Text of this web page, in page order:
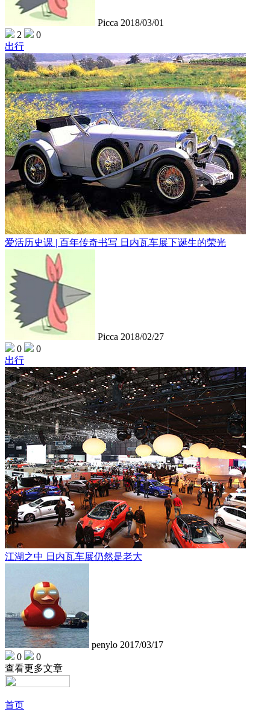
Picca 2018/03/01
2
0
出行
爱活历史课 | 百年传奇书写 日内瓦车展下诞生的荣光
Picca 2018/02/27
0
0
出行
江湖之中 日内瓦车展仍然是老大
penylo 2017/03/17
0
0
查看更多文章
首页